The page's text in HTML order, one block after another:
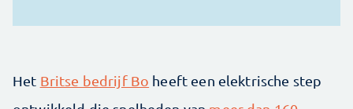
Het Britse bedrijf Bo heeft een elektrische step